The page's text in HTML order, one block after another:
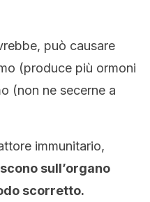
può causare
(produce più ormoni
(non ne secerne a
immunitario,
sull’organo
scorretto.